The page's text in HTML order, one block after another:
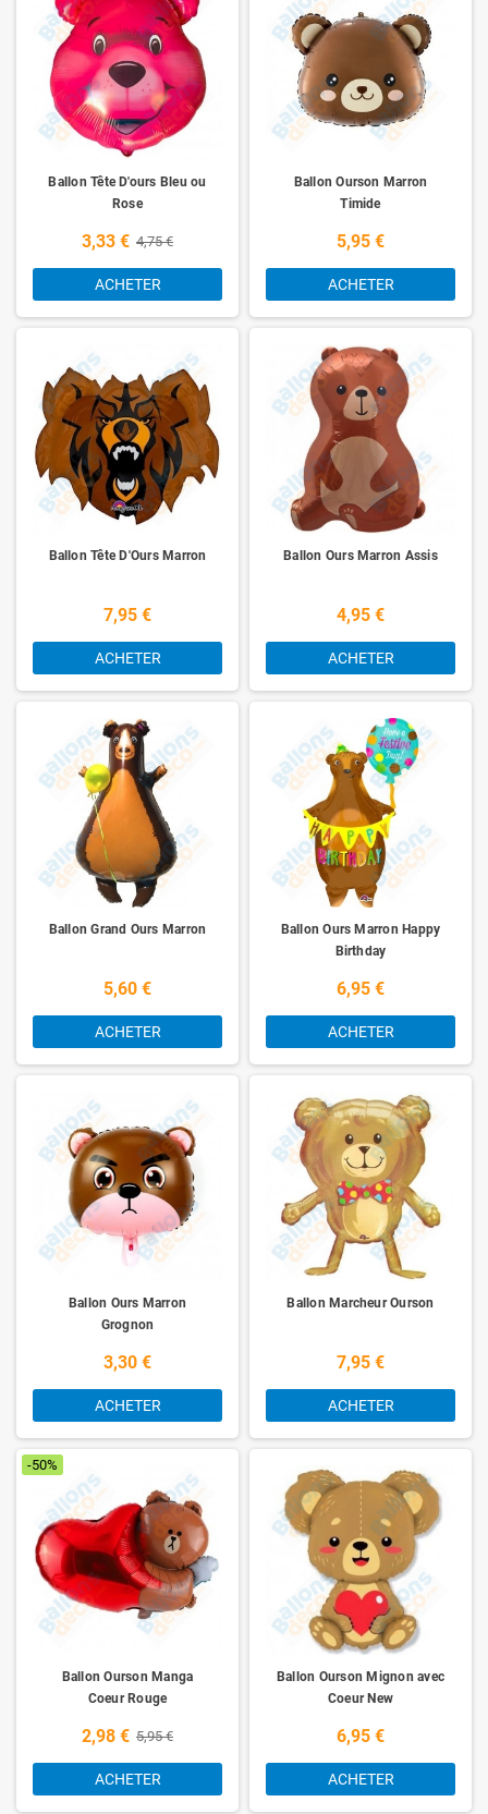
Ballon Tête D'ours Bleu ou
Rose
3,33 € 4,75 €
ACHETER
Ballon Ourson Marron
Timide
5,95 €
ACHETER
Ballon Tête D'Ours Marron
7,95 €
ACHETER
Ballon Ours Marron Assis
4,95 €
ACHETER
Ballon Grand Ours Marron
5,60 €
ACHETER
Ballon Ours Marron Happy
Birthday
6,95 €
ACHETER
Ballon Ours Marron
Grognon
3,30 €
ACHETER
Ballon Marcheur Ourson
7,95 €
ACHETER
-50%
Ballon Ourson Manga
Coeur Rouge
2,98 € 5,95 €
ACHETER
Ballon Ourson Mignon avec
Coeur New
6,95 €
ACHETER